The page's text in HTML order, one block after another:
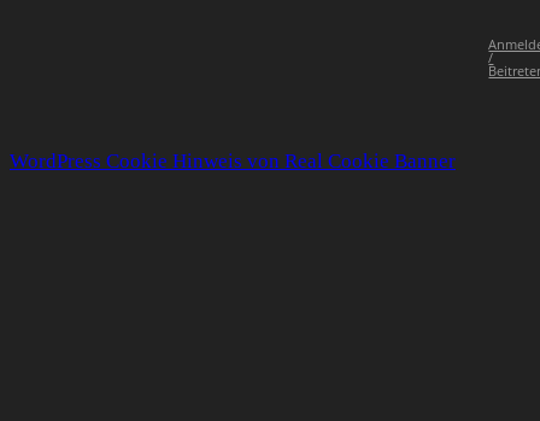
/
WordPress Cookie Hinweis von Real Cookie Banner